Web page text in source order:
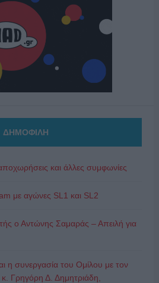
ΔΗΜΟΦΙΛΗ
και άλλες συμφωνίες
με αγώνες SL1 και SL2
ο Αντώνης Σαμαράς – Απειλή για
η συνεργασία του Ομίλου με τον
Γρηγόρη Δ. Δημητριάδη,